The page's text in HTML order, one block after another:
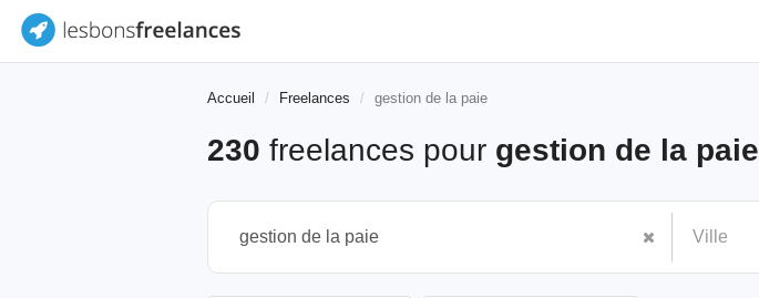
Accueil Freelances gestion de la paie
230 freelances pour gestion de la paie